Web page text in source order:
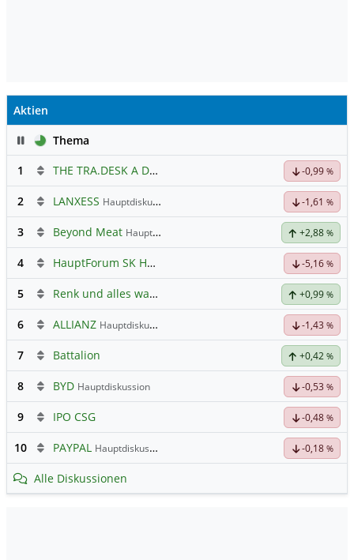
Aktien
PauseThema
1
THE TRA.DESK A DL-,000001 -0,99 %
2 LANXESS Hauptdiskussion -1,61 %
3 Beyond Meat Hauptdiskussion +2,88 %
4 HauptForum SK HYNIC -5,16 %
5 Renk und alles was dazugehört +0,99 %
6 ALLIANZ Hauptdiskussion -1,43 %
7 Battalion +0,42 %
8 BYD Hauptdiskussion -0,53 %
9 IPO CSG -0,48 %
10 PAYPAL Hauptdiskussion -0,18 %
Alle Diskussionen